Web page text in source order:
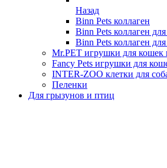
Назад
Binn Pets коллаген
Binn Pets коллаген
Binn Pets коллаген
Mr.PET игрушки для кошек
Fancy Pets игрушки для
INTER-ZOO клетки для
Пеленки
Для грызунов и птиц